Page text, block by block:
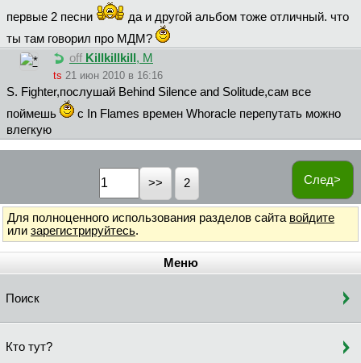
первые 2 песни
да и другой альбом тоже отличный. что
ты там говорил про МДМ?
off Killkillkill , М
ts 21 июн 2010 в 16:16
S. Fighter,послушай Behind Silence and Solitude,сам все
поймешь
с In Flames времен Whoracle перепутать можно
влегкую
След>
2
Для полноценного использования разделов сайта войдите
или зарегистрируйтесь.
Меню
Поиск
Кто тут?